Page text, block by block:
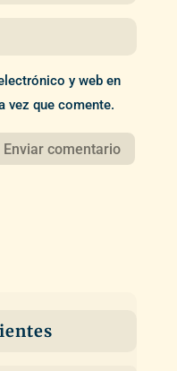
y web en
vez que comente.